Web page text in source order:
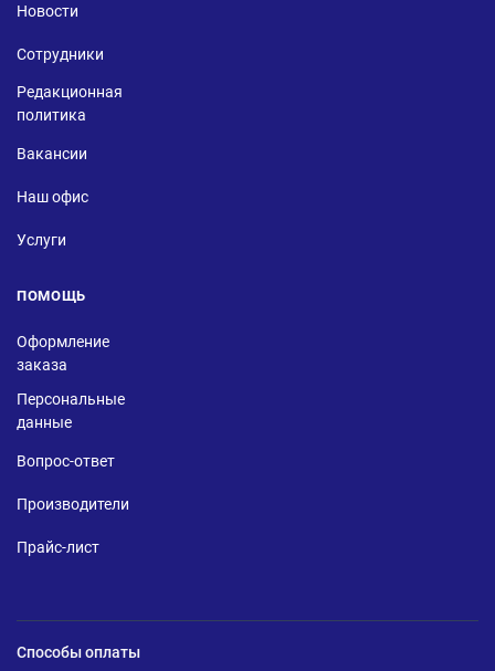
Новости
Сотрудники
Редакционная
политика
Вакансии
Наш офис
Услуги
ПОМОЩЬ
Оформление
заказа
Персональные
данные
Вопрос-ответ
Производители
Прайс-лист
Способы оплаты